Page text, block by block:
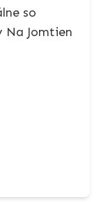
so
Na Jomtien